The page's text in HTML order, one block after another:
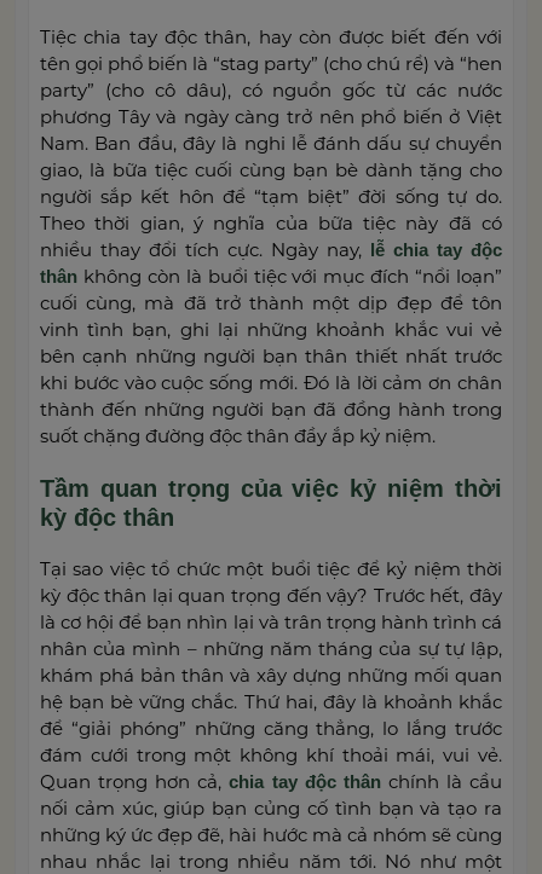
Tiệc chia tay độc thân, hay còn được biết đến với
tên gọi phổ biến là “stag party” (cho chú rể) và “hen
party” (cho cô dâu), có nguồn gốc từ các nước
phương Tây và ngày càng trở nên phổ biến ở Việt
Nam. Ban đầu, đây là nghi lễ đánh dấu sự chuyển
giao, là bữa tiệc cuối cùng bạn bè dành tặng cho
người sắp kết hôn để “tạm biệt” đời sống tự do.
Theo thời gian, ý nghĩa của bữa tiệc này đã có
nhiều thay đổi tích cực. Ngày nay, lễ chia tay độc
thân không còn là buổi tiệc với mục đích “nổi loạn”
cuối cùng, mà đã trở thành một dịp đẹp để tôn
vinh tình bạn, ghi lại những khoảnh khắc vui vẻ
bên cạnh những người bạn thân thiết nhất trước
khi bước vào cuộc sống mới. Đó là lời cảm ơn chân
thành đến những người bạn đã đồng hành trong
suốt chặng đường độc thân đầy ắp kỷ niệm.
Tầm quan trọng của việc kỷ niệm thời
kỳ độc thân
Tại sao việc tổ chức một buổi tiệc để kỷ niệm thời
kỳ độc thân lại quan trọng đến vậy? Trước hết, đây
là cơ hội để bạn nhìn lại và trân trọng hành trình cá
nhân của mình – những năm tháng của sự tự lập,
khám phá bản thân và xây dựng những mối quan
hệ bạn bè vững chắc. Thứ hai, đây là khoảnh khắc
để “giải phóng” những căng thẳng, lo lắng trước
đám cưới trong một không khí thoải mái, vui vẻ.
Quan trọng hơn cả,chia tay độc thânchính là cầu
nối cảm xúc, giúp bạn củng cố tình bạn và tạo ra
những ký ức đẹp đẽ, hài hước mà cả nhóm sẽ cùng
nhau nhắc lại trong nhiều năm tới. Nó như một